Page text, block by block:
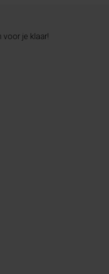
voor je klaar!